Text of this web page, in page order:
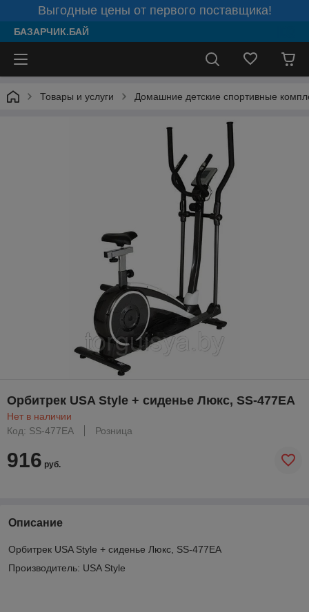
Выгодные цены от первого поставщика!
БАЗАРЧИК.БАЙ
Товары и услуги Домашние детские спортивные
Орбитрек USA Style + сиденье Люкс, SS-477ЕА
Нет в наличии
Код: SS-477ЕА
Розница
916 руб.
Описание
Орбитрек USA Style + сиденье Люкс, SS-477ЕА
Производитель: USA Style